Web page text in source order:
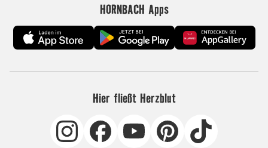
HORNBACH Apps
Hier fließt Herzblut